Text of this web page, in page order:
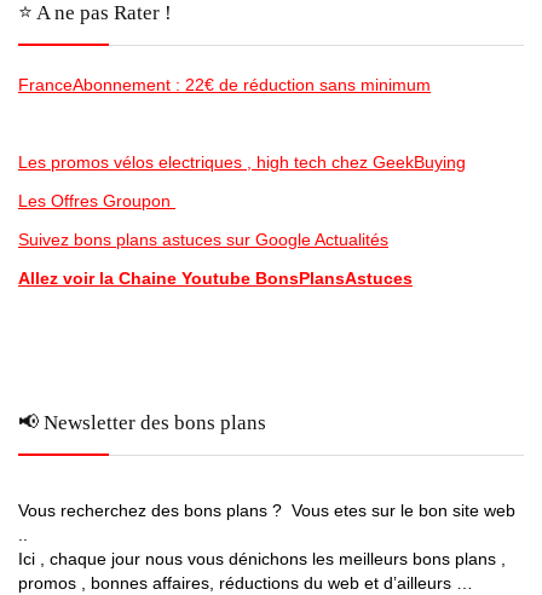
⭐️ A ne pas Rater !
FranceAbonnement : 22€ de réduction sans minimum
Les promos vélos electriques , high tech chez GeekBuying
Les Offres Groupon
Suivez bons plans astuces sur Google Actualités
Allez voir la Chaine Youtube BonsPlansAstuces
📢 Newsletter des bons plans
Vous recherchez des bons plans ? Vous etes sur le bon site web
..
Ici , chaque jour nous vous dénichons les meilleurs bons plans ,
promos , bonnes affaires, réductions du web et d’ailleurs …